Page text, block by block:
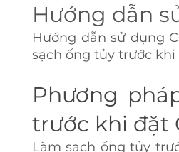
Hướng dẫn
Hướng dẫn sử dụng
sạch ống tủy trước khi
Phương
trước khi đặt
Làm sạch ống tủy